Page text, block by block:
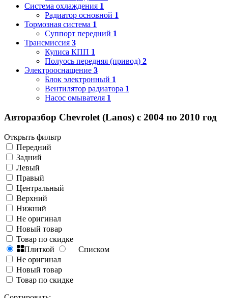
Система охлаждения 1
Радиатор основной 1
Тормозная система 1
Суппорт передний 1
Трансмиссия 3
Кулиса КПП 1
Полуось передняя (привод) 2
Электрооснащение 3
Блок электронный 1
Вентилятор радиатора 1
Насос омывателя 1
Авторазбор Chevrolet (Lanos) с 2004 по 2010 год
Открыть фильтр
Передний
Задний
Левый
Правый
Центральный
Верхний
Нижний
Не оригинал
Новый товар
Товар по скидке
Плиткой
Списком
Не оригинал
Новый товар
Товар по скидке